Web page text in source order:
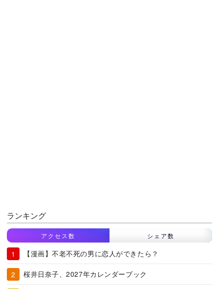
ランキング
アクセス数 シェア数
【漫画】不老不死の男に恋人ができたら？
桜井日奈子、2027年カレンダーブック